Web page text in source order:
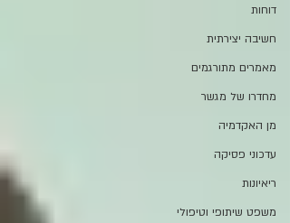
דוחות
חשיבה יצירתית
מאמרים מתורגמים
מחדרו של מגשר
מן האקדמיה
עדכוני פסיקה
ריאיונות
משפט שיתופי וטיפולי